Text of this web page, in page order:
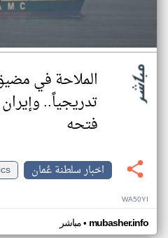
الملاحة في
تدريجياً.. وإيران
فتحه
اخبار سلطنة عُمان
WA50YI
مباشر• mubasher.info